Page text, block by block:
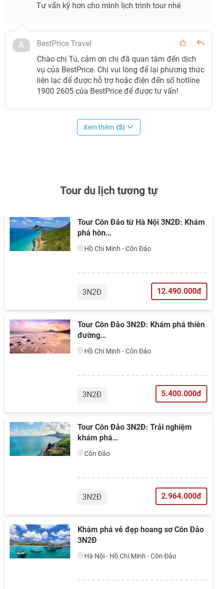
Tư vấn kỹ hơn cho mình lịch trình tour nhé
BestPrice Travel
Chào chị Tú, cảm ơn chị đã quan tâm đến dịch
vụ của BestPrice. Chị vui lòng để lại phương thức
liên lạc để được hỗ trợ hoặc điện đến số hotline
1900 2605 của BestPrice để được tư vấn!
Xem thêm (5)
Tour du lịch tương tự
Tour Côn Đảo từ Hà Nội 3N2Đ: Khám
phá hòn…
Hồ Chí Minh - Côn Đảo
3N2Đ 12.490.000đ
Tour Côn Đảo 3N2Đ: Khám phá thiên
đường…
Hồ Chí Minh - Côn Đảo
3N2Đ 5.400.000đ
Tour Côn Đảo 3N2Đ: Trải nghiệm
khám phá…
Côn Đảo
3N2Đ 2.964.000đ
Khám phá vẻ đẹp hoang sơ Côn Đảo
3N2Đ
Hà Nội - Hồ Chí Minh - Côn Đảo